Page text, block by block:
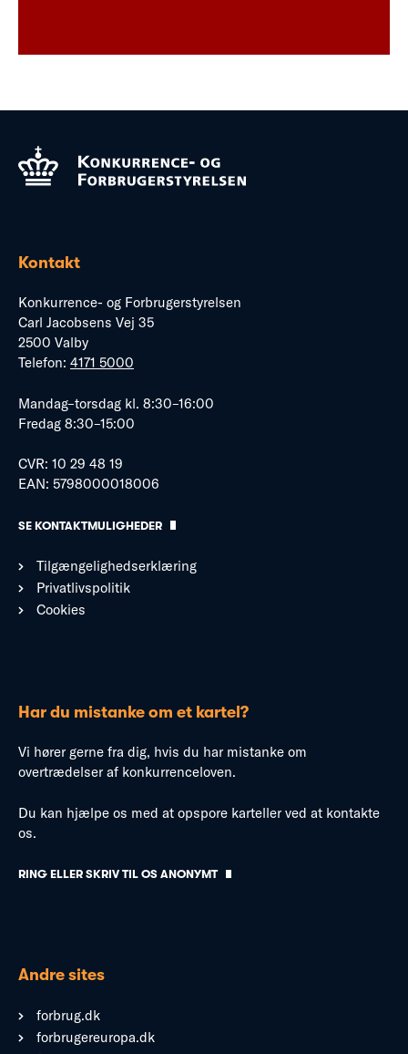
Kontakt
Konkurrence- og Forbrugerstyrelsen
Carl Jacobsens Vej 35
2500 Valby
Telefon: 4171 5000
Mandag–torsdag kl. 8:30–16:00
Fredag 8:30–15:00
CVR: 10 29 48 19
EAN: 5798000018006
SE KONTAKTMULIGHEDER
Tilgængelighedserklæring
Privatlivspolitik
Cookies
Har du mistanke om et kartel?
Vi hører gerne fra dig, hvis du har mistanke om
overtrædelser af konkurrenceloven.
Du kan hjælpe os med at opspore karteller ved at kontakte
os.
RING ELLER SKRIV TIL OS ANONYMT
Andre sites
forbrug.dk
forbrugereuropa.dk